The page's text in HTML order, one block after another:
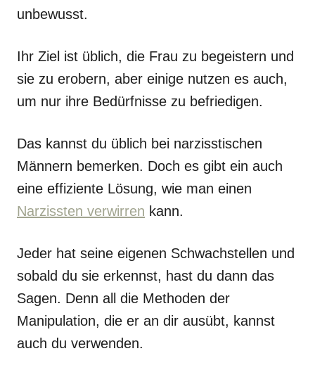
unbewusst.
Ihr Ziel ist üblich, die Frau zu begeistern und
sie zu erobern, aber einige nutzen es auch,
um nur ihre Bedürfnisse zu befriedigen.
Das kannst du üblich bei narzisstischen
Männern bemerken. Doch es gibt ein auch
eine effiziente Lösung, wie man einen
Narzissten verwirren kann.
Jeder hat seine eigenen Schwachstellen und
sobald du sie erkennst, hast du dann das
Sagen. Denn all die Methoden der
Manipulation, die er an dir ausübt, kannst
auch du verwenden.